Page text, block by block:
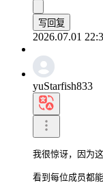
写回复
2026.07.01
yuStarfish833
我很惊讶，因为
看到每位成员都